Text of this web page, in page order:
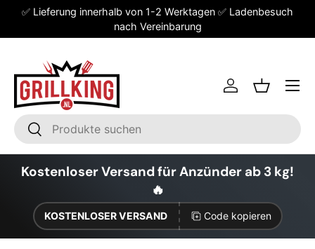
✅ Lieferung innerhalb von 1-2 Werktagen ✅ Ladenbesuch
nach Vereinbarung
Suchen
Suchen
Einloggen
Kostenloser Versand für Anzünder ab 3 kg!
🔥
KOSTENLOSER VERSAND Code kopieren